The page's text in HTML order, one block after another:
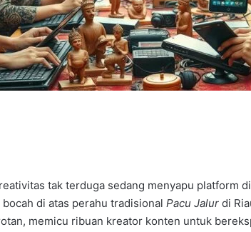
tak terduga sedang menyapu platform
di atas perahu tradisional Pacu Jalur di
memicu ribuan kreator konten untuk